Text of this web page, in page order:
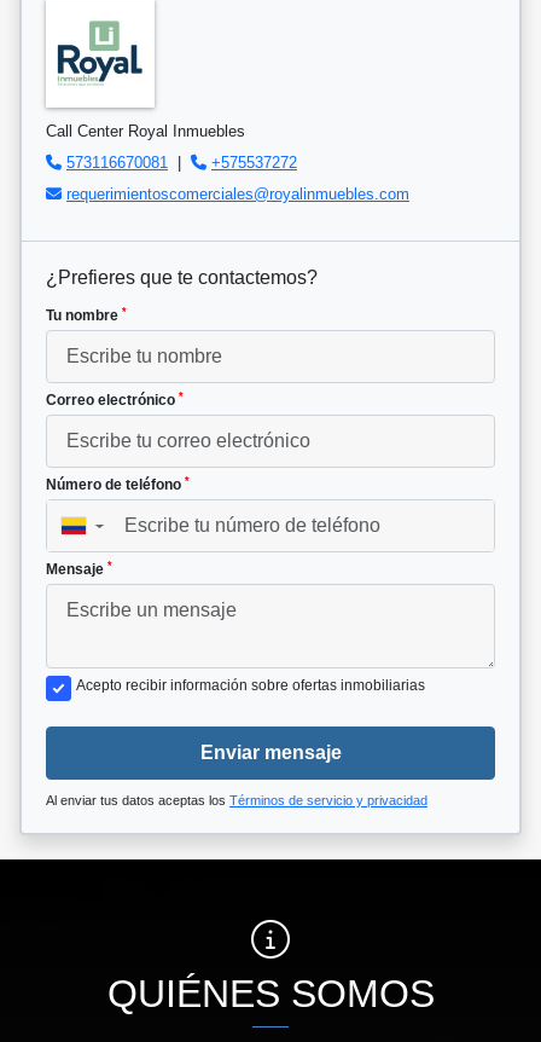
Call Center Royal Inmuebles
573116670081
+575537272
requerimientoscomerciales@royalinmuebles.com
¿Prefieres que te contactemos?
Tu nombre *
Correo electrónico *
Número de teléfono *
▼
Mensaje *
Acepto recibir información sobre ofertas inmobiliarias
Enviar mensaje
Al enviar tus datos aceptas los Términos de servicio y privacidad
QUIÉNES SOMOS